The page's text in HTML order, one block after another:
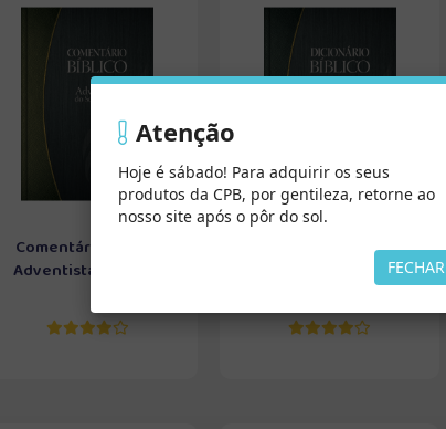
Comentário Bíblico
Adventista do Séti...
Comentário Bíblico
Adventista do Séti...
Atenção
Hoje é sábado! Para adquirir os seus
produtos da CPB, por gentileza, retorne ao
nosso site após o pôr do sol.
FECHAR